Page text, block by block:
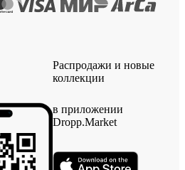
Распродажи и новые
коллекции
в приложении
Dropp.Market